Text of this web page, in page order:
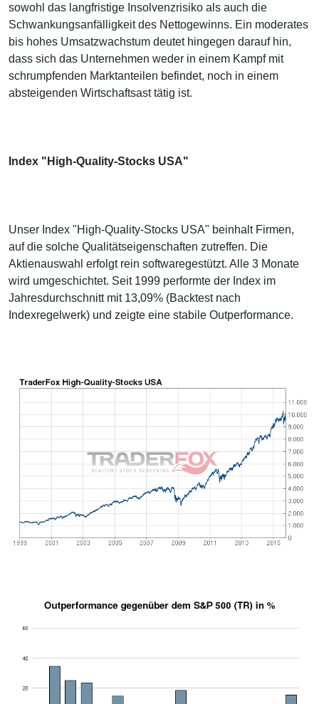
sowohl das langfristige Insolvenzrisiko als auch die
Schwankungsanfälligkeit des Nettogewinns. Ein moderates
bis hohes Umsatzwachstum deutet hingegen darauf hin,
dass sich das Unternehmen weder in einem Kampf mit
schrumpfenden Marktanteilen befindet, noch in einem
absteigenden Wirtschaftsast tätig ist.
Index "High-Quality-Stocks USA"
Unser Index "High-Quality-Stocks USA" beinhalt Firmen,
auf die solche Qualitätseigenschaften zutreffen. Die
Aktienauswahl erfolgt rein softwaregestützt. Alle 3 Monate
wird umgeschichtet. Seit 1999 performte der Index im
Jahresdurchschnitt mit 13,09% (Backtest nach
Indexregelwerk) und zeigte eine stabile Outperformance.